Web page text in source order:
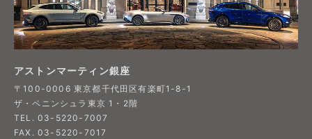
アストンマーティン銀座
〒100-0006 東京都千代田区有楽町1-8-1
ザ・ペニンシュラ東京 1・2階
TEL. 03-5220-7007
FAX. 03-5220-7017